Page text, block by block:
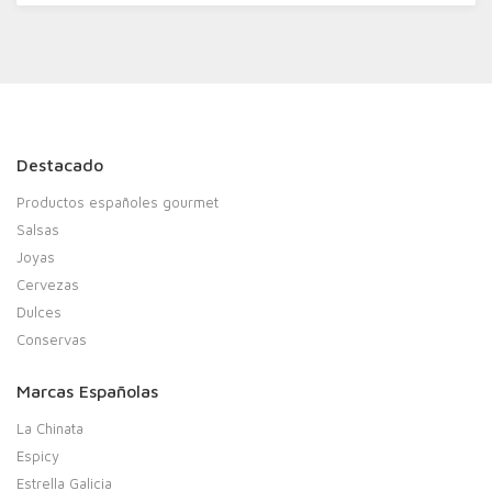
Destacado
Productos españoles gourmet
Salsas
Joyas
Cervezas
Dulces
Conservas
Marcas Españolas
La Chinata
Espicy
Estrella Galicia